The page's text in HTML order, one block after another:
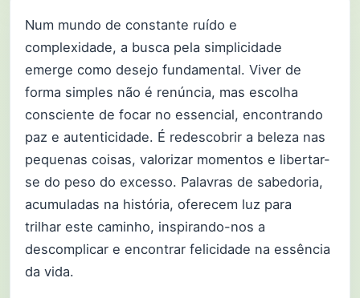
Num mundo de constante ruído e
complexidade, a busca pela simplicidade
emerge como desejo fundamental. Viver de
forma simples não é renúncia, mas escolha
consciente de focar no essencial, encontrando
paz e autenticidade. É redescobrir a beleza nas
pequenas coisas, valorizar momentos e libertar-
se do peso do excesso. Palavras de sabedoria,
acumuladas na história, oferecem luz para
trilhar este caminho, inspirando-nos a
descomplicar e encontrar felicidade na essência
da vida.